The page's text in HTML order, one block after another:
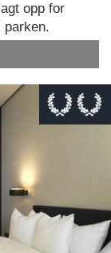
opp for
parken.
correctly.
website?